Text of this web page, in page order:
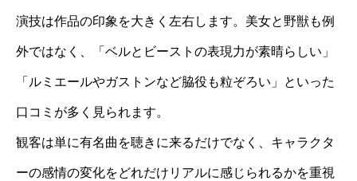
演技は作品の印象を大きく左右します。美女と野獣も例
外ではなく、「ベルとビーストの表現力が素晴らしい」
「ルミエールやガストンなど脇役も粒ぞろい」といった
口コミが多く見られます。
観客は単に有名曲を聴きに来るだけでなく、キャラクタ
ーの感情の変化をどれだけリアルに感じられるかを重視